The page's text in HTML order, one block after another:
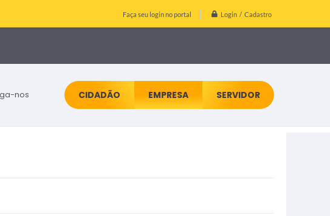
Faça seu login no portal Login / Cadastro
nos CIDADÃO EMPRESA SERVIDOR